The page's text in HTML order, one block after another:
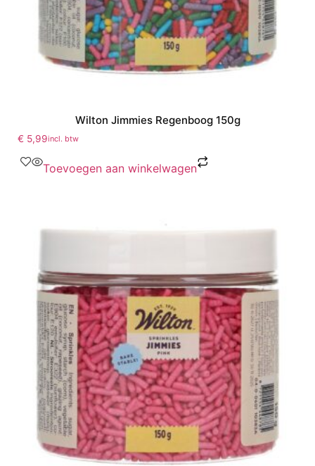
Wilton Jimmies Regenboog 150g
€ 5,99incl. btw
Toevoegen aan winkelwagen